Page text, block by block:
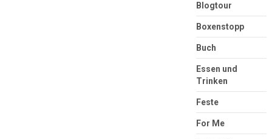
Blogtour
Boxenstopp
Buch
Essen und
Trinken
Feste
For Me